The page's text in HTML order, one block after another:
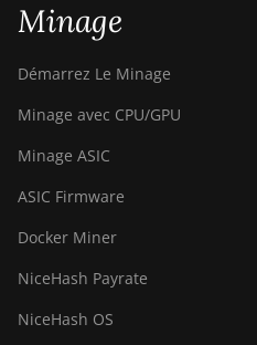
Minage
Démarrez Le Minage
Minage avec CPU/GPU
Minage ASIC
ASIC Firmware
Docker Miner
NiceHash Payrate
NiceHash OS